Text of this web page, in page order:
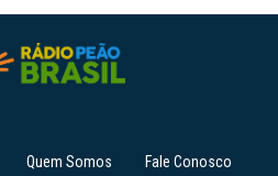
Quem Somos Fale Conosco